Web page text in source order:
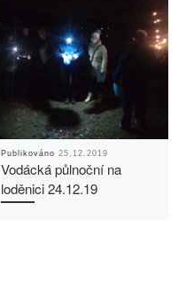
Publikováno25.12.2019
Vodácká půlnoční na
loděnici 24.12.19